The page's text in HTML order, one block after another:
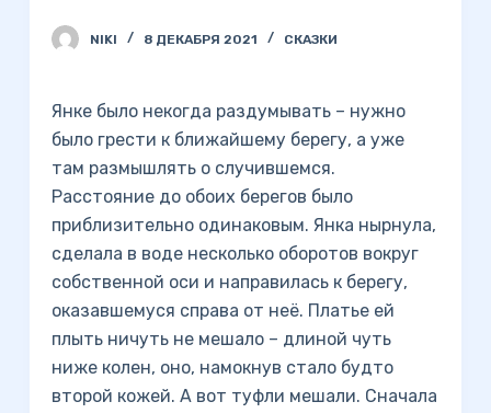
NIKI 8 ДЕКАБРЯ 2021 СКАЗКИ
Янке было некогда раздумывать – нужно
было грести к ближайшему берегу, а уже
там размышлять о случившемся.
Расстояние до обоих берегов было
приблизительно одинаковым. Янка нырнула,
сделала в воде несколько оборотов вокруг
собственной оси и направилась к берегу,
оказавшемуся справа от неё. Платье ей
плыть ничуть не мешало – длиной чуть
ниже колен, оно, намокнув стало будто
второй кожей. А вот туфли мешали. Сначала